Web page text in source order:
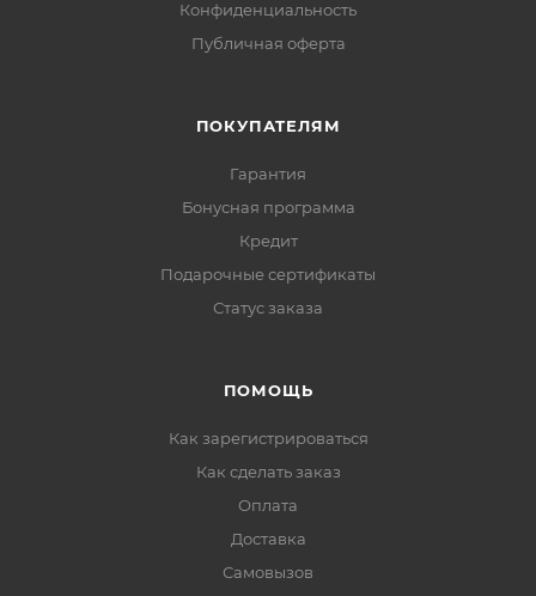
Конфиденциальность
Публичная оферта
ПОКУПАТЕЛЯМ
Гарантия
Бонусная программа
Кредит
Подарочные сертификаты
Статус заказа
ПОМОЩЬ
Как зарегистрироваться
Как сделать заказ
Оплата
Доставка
Самовызов